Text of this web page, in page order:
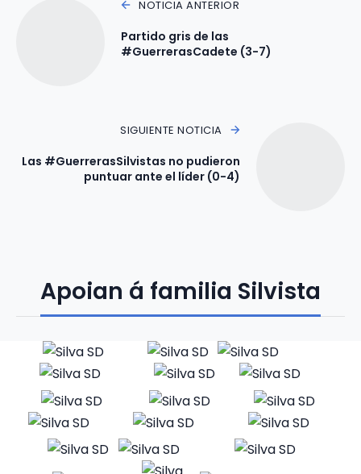
NOTICIA ANTERIOR
Partido gris de las
#GuerrerasCadete (3-7)
SIGUIENTE NOTICIA
Las #GuerrerasSilvistas no pudieron
puntuar ante el líder (0-4)
Apoian á familia Silvista